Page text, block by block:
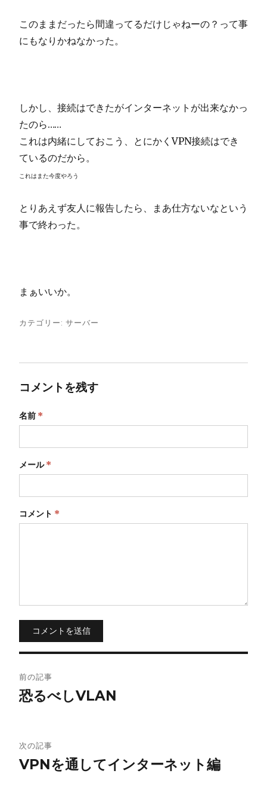
このままだったら間違ってるだけじゃねーの？って事
にもなりかねなかった。
しかし、接続はできたがインターネットが出来なかっ
たのら……
これは内緒にしておこう、とにかくVPN接続はでき
ているのだから。
これはまた今度やろう
とりあえず友人に報告したら、まあ仕方ないなという
事で終わった。
まぁいいか。
カテゴリー:サーバー
コメントを残す
名前 *
メール*
コメント *
コメントを送信
稿
ビ
ゲ
前の記事
恐るべしVLAN
次の記事
VPNを通してインターネット編